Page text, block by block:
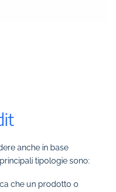
anche in base
tipologie sono:
che un prodotto o